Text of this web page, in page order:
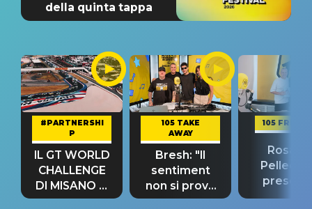
della quinta tappa
#PARTNERSHI
P
IL GT WORLD
CHALLENGE
DI MISANO si
riconferma
105 TAKE
AWAY
Bresh: "Il
sentiment
non si prova
fino alla notte
105
Rosario
“Così